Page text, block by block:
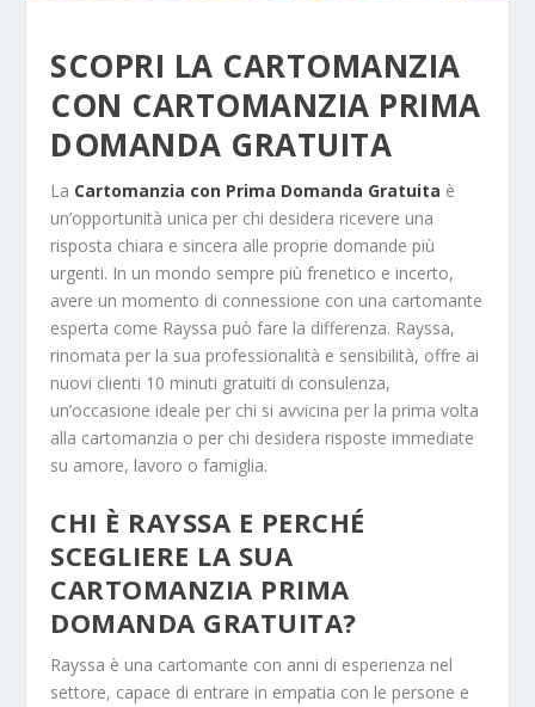
SCOPRI LA CARTOMANZIA
CON CARTOMANZIA PRIMA
DOMANDA GRATUITA
La Cartomanzia con Prima Domanda Gratuita è
un’opportunità unica per chi desidera ricevere una
risposta chiara e sincera alle proprie domande più
urgenti. In un mondo sempre più frenetico e incerto,
avere un momento di connessione con una cartomante
esperta come Rayssa può fare la differenza. Rayssa,
rinomata per la sua professionalità e sensibilità, offre ai
nuovi clienti 10 minuti gratuiti di consulenza,
un’occasione ideale per chi si avvicina per la prima volta
alla cartomanzia o per chi desidera risposte immediate
su amore, lavoro o famiglia.
CHI È RAYSSA E PERCHÉ
SCEGLIERE LA SUA
CARTOMANZIA PRIMA
DOMANDA GRATUITA?
Rayssa è una cartomante con anni di esperienza nel
settore, capace di entrare in empatia con le persone e